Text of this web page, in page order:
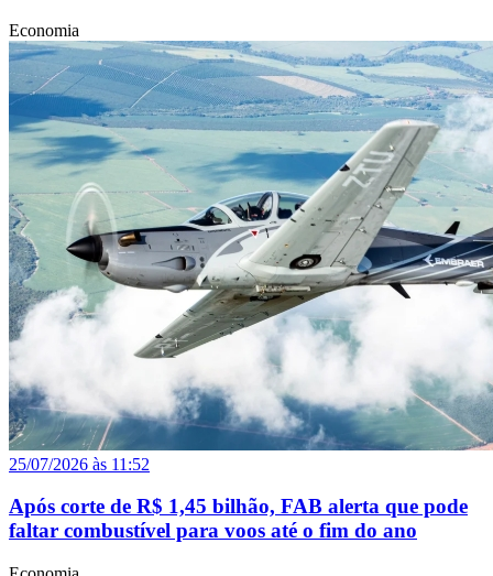
Economia
25/07/2026 às 11:52
Após corte de R$ 1,45 bilhão, FAB alerta que pode
faltar combustível para voos até o fim do ano